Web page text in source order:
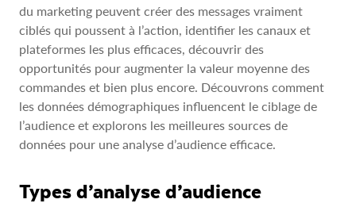
du marketing peuvent créer des messages vraiment
ciblés qui poussent à l’action, identifier les canaux et
plateformes les plus efficaces, découvrir des
opportunités pour augmenter la valeur moyenne des
commandes et bien plus encore. Découvrons comment
les données démographiques influencent le ciblage de
l’audience et explorons les meilleures sources de
données pour une analyse d’audience efficace.
Types d’analyse d’audience